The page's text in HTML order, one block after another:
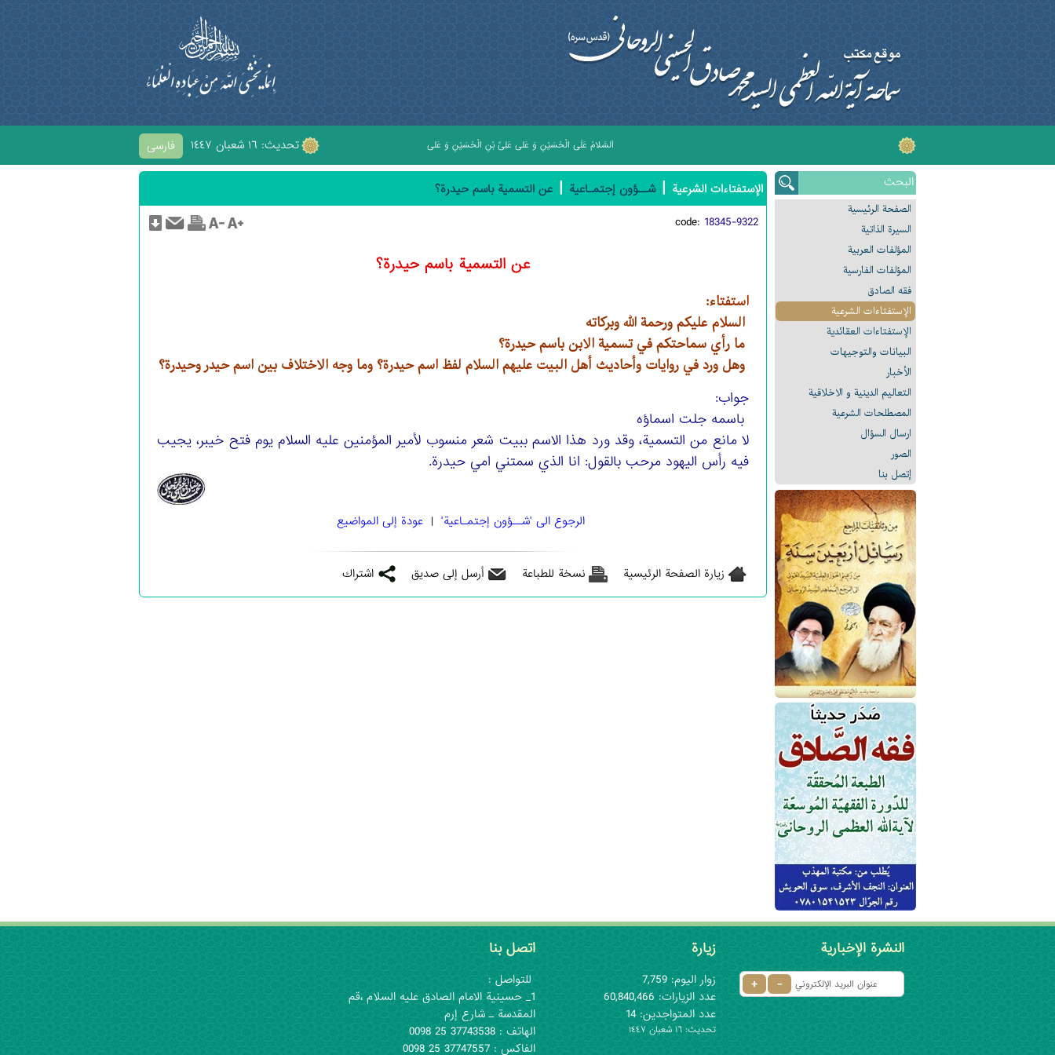
فارسی تحديث: ١٦ شعبان ١٤٤٧ اَلسَّلامُ عَلَى الْحُسَيْنِ وَ عَلى عَلِىِّ بْنِ الْحُسَيْنِ وَ عَلى اَوْلادِ الْحُسَيْنِ وَ عَلى اَصْحابِ الْحُسَيْنِ
الصفحة الرئیسیة
السیرة الذاتیة
المؤلفات العربیة
المؤلفات الفارسیة
فقه الصادق
الإستفتاءات الشرعیة
الإستفتاءات العقائدیة
البیانات والتوجيهات
الأخبار
التعالیم الدینیة و الاخلاقیة
المصطلحات الشرعیة
ارسال السؤال
الصور
إتصل بنا
الإستفتاءات الشرعیة |شــؤون إجتمـاعية | عن التسمية باسم حيدرة؟
code: 18345-9322
عن التسمية باسم حيدرة؟
استفتاء:
السلام عليكم ورحمة الله وبركاته
ما رأي سماحتكم في تسمية الابن باسم حيدرة؟
وهل ورد في روايات وأحاديث أهل البيت عليهم السلام لفظ اسم حيدرة؟ وما وجه الاختلاف بين اسم حيدر وحيدرة؟
جواب:
باسمه جلت اسماؤه
لا مانع من التسمية، وقد ورد هذا الاسم ببيت شعر منسوب لأمير المؤمنين عليه السلام يوم فتح خيبر، يجيب
فيه رأس اليهود مرحب بالقول: انا الذي سمتني امي حيدرة.
الرجوع الی 'شــؤون إجتمـاعية' | عودة إلى المواضيع
زيارة الصفحة الرئيسية نسخة للطباعة أرسل إلى صديق اشتراك
النشرة الإخبارية زيارة
زوار اليوم: 7,759
عدد الزيارات: 60,840,466
عدد المتواجدين: 14
تحديث: ١٦ شعبان ١٤٤٧
اتصل بنا
للتواصل :
1_ حسينية الامام الصادق عليه السلام ،قم
المقدسة ـ شارع إرم
الهاتف : 37743538 25 0098
الفاكس : 37747557 25 0098